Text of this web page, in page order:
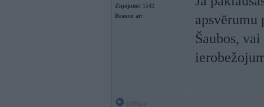
Ziņojumi: 1542
Braucu ar:
apsvērumu
Šaubos,